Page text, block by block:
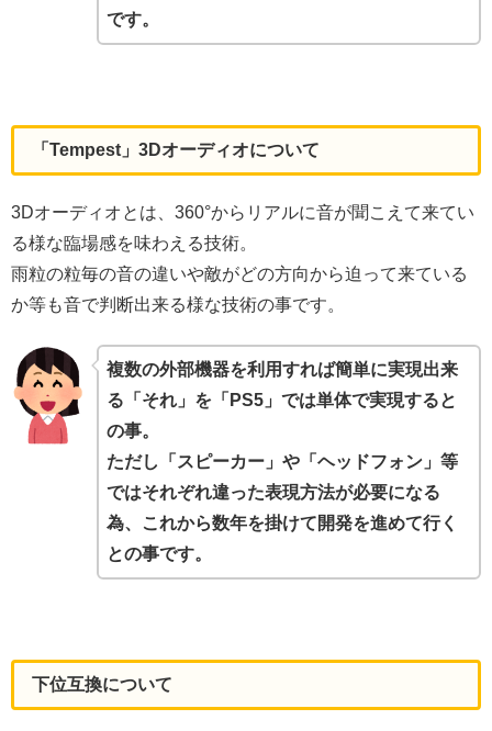
です。
「Tempest」3Dオーディオについて
3Dオーディオとは、360°からリアルに音が聞こえて来てい
る様な臨場感を味わえる技術。
雨粒の粒毎の音の違いや敵がどの方向から迫って来ている
か等も音で判断出来る様な技術の事です。
複数の外部機器を利用すれば簡単に実現出来
る「それ」を「PS5」では単体で実現すると
の事。
ただし「スピーカー」や「ヘッドフォン」等
ではそれぞれ違った表現方法が必要になる
為、これから数年を掛けて開発を進めて行く
との事です。
下位互換について